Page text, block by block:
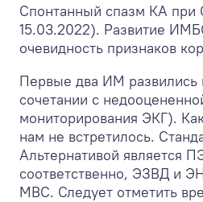
Спонтанный спазм КА при
15.03.2022). Развитие
очевидность признаков
Первые два ИМ развились
сочетании с
мониторирования ЭКГ).
нам не встретилось.
Альтернативой является
соответственно, ЭЗВД и
МВС. Следует отметить